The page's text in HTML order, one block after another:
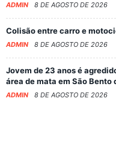
ADMIN 8 DE AGOSTO DE 2026
Colisão entre carro e
ADMIN 8 DE AGOSTO DE 2026
Jovem de 23 anos é
área de mata em São Bento
ADMIN 8 DE AGOSTO DE 2026